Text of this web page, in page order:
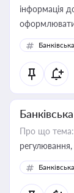
інформація
оформлювати
Про що тема:
регулювання,